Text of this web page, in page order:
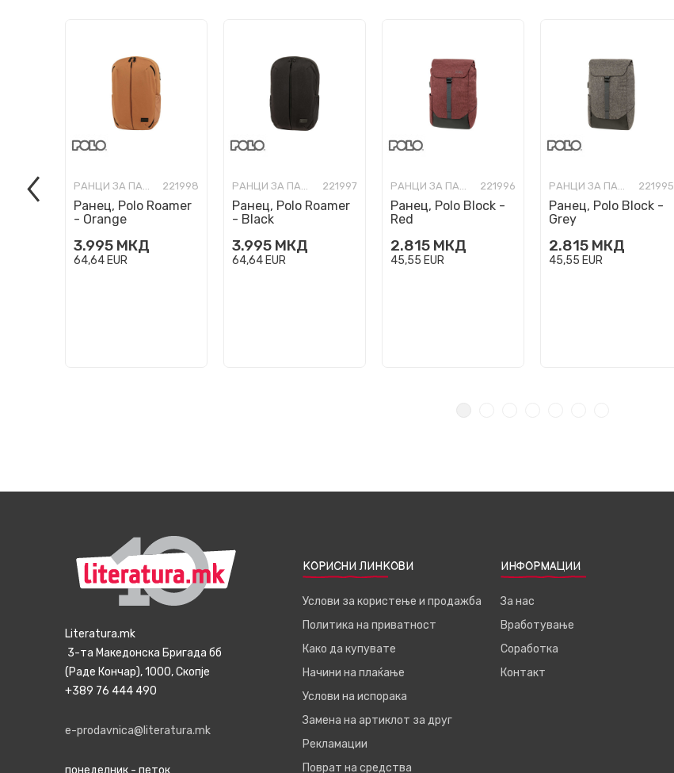
РАНЦИ ЗА ПАТУВАЊЕ/БИЗНИС 221998
Ранец, Polo Roamer
- Orange
3.995 МКД
64,64 EUR
РАНЦИ ЗА ПАТУВАЊЕ/БИЗНИС 221997
Ранец, Polo Roamer
- Black
3.995 МКД
64,64 EUR
РАНЦИ ЗА ПАТУВАЊЕ/БИЗНИС 221996
Ранец, Polo Block -
Red
2.815 МКД
45,55 EUR
РАНЦИ ЗА ПАТУВАЊЕ/БИЗНИС 221995
Ранец, Polo Block -
Grey
2.815 МКД
45,55 EUR
Literatura.mk
3-та Македонска Бригада бб
(Раде Кончар), 1000, Скопје
+389 76 444 490
e-prodavnica@literatura.mk
понеделник - петок
КОРИСНИ ЛИНКОВИ
Услови за користење и продажба
Политика на приватност
Како да купувате
Начини на плаќање
Услови на испорака
Замена на артиклот за друг
Рекламации
Поврат на средства
ИНФОРМАЦИИ
За нас
Вработување
Соработка
Контакт